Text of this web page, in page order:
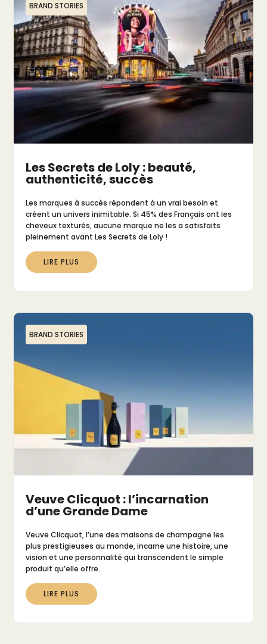
BRAND STORIES
Les Secrets de Loly : beauté,
authenticité, succès
Les marques à succès répondent à un vrai besoin et
créent un univers inimitable. Si 45% des Français ont les
cheveux texturés, aucune marque ne les a satisfaits
pleinement avant Les Secrets de Loly !
LIRE PLUS
BRAND STORIES
Veuve Clicquot : l’incarnation
d’une Grande Dame
Veuve Clicquot, l’une des maisons de champagne les
plus prestigieuses au monde, incarne une histoire, une
vision et une personnalité qui transcendent le simple
produit qu’elle offre.
LIRE PLUS